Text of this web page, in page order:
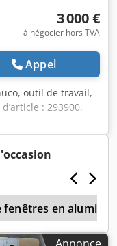
3 000 €
à négocier hors TVA
Appel
outil de travail,
: 293900,
296198,
293354, 287568,
296199,
fenêtres en